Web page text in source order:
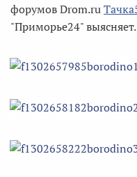
форумов Drom.ru
"Приморье24" выясняет.